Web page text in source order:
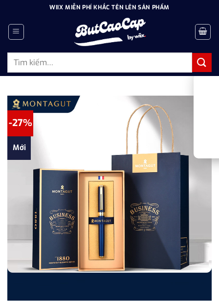
dung
WIIX MIỄN PHÍ KHẮC TÊN LÊN SẢN PHẨM
Tìm
-27%
Mới